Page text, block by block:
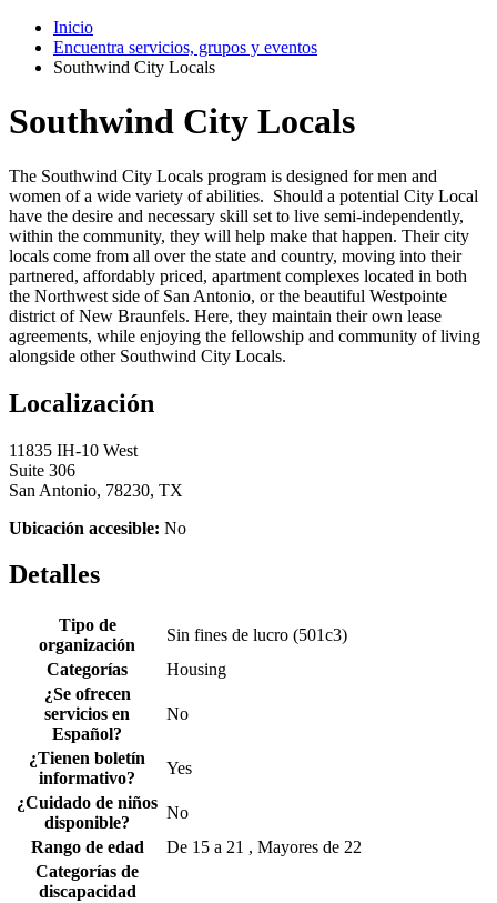
Inicio
Encuentra servicios, grupos y eventos
Southwind City Locals
Southwind City Locals
The Southwind City Locals program is designed for men and
women of a wide variety of abilities. Should a potential City Local
have the desire and necessary skill set to live semi-independently,
within the community, they will help make that happen. Their city
locals come from all over the state and country, moving into their
partnered, affordably priced, apartment complexes located in both
the Northwest side of San Antonio, or the beautiful Westpointe
district of New Braunfels. Here, they maintain their own lease
agreements, while enjoying the fellowship and community of living
alongside other Southwind City Locals.
Localización
11835 IH-10 West
Suite 306
San Antonio, 78230, TX
Ubicación accesible: No
Detalles
Tipo de
organización
Sin fines de lucro (501c3)
Categorías
Housing
¿Se ofrecen
servicios en
Español?
No
¿Tienen boletín
informativo?
Yes
¿Cuidado de niños
disponible?
No
Rango de edad
De 15 a 21 , Mayores de 22
Categorías de
discapacidad